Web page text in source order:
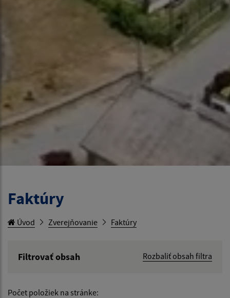
Faktúry
Úvod Zverejňovanie Faktúry
Filtrovať obsah
Rozbaliť obsah filtra
Počet položiek na stránke: